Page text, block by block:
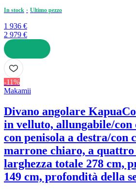
In stock Ultimo pezzo
1 936 €
2 979 €
AGGIUNGI
-11%
Makamii
Divano angolare Kapua
in velluto, allungabile/con
con penisola a destra/con
marrone chiaro, a quattro
larghezza totale 278 cm,
149 cm, profondità della